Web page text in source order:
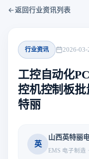
返回行业资讯列表
行业资讯 2026-03-
工控自动化
控机控制板
特丽
英
山西英特丽
EMS 电子制造